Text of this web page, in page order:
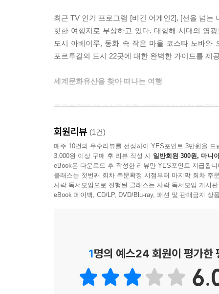
최근 TV 인기 프로그램 [비긴 어게인2], [선을 넘
핫한 여행지로 부상하고 있다. 대항해 시대의 영
도시 아베이루, 동화 속 작은 마을 코스타 노바와
포르투갈의 도시 22곳에 대한 완벽한 가이드를 제
세계문화유산을 찾아 떠나는 여행
포르투갈은 유네스코 지정 세계문화유산의 보고
알투 도우루 와인 산지 등 유네스코의 엄격한
아름다운 자연경관을, 때로는 세월의 흔적과 역사
포르투갈을 가장 효율적으로 돌아보는 베스트 코스
여행을 준비할 때 가장 고민되는 일정 짜기. 『포
로컬들에게 검증받은 포르투갈의 맛집 정보
여행의 반은 먹는 즐거움 아니던가! 포르투갈에
회원리뷰 (1건)
매주 10건의 우수리뷰를 선정하여 YES포인트 3만원을 드
3,000원 이상 구매 후 리뷰 작성 시 일반회원 300원, 마니
eBook은 다운로드 후 작성한 리뷰만 YES포인트 지급됩니
클래스는 첫번째 회차 주문확정 시점부터 마지막 회차 주
사락 독서모임으로 진행된 클래스는 사락 독서모임 게시
eBook 페이백, CD/LP, DVD/Blu-ray, 패션 및 판매금지 상
1명의 예스24 회원이 평가한